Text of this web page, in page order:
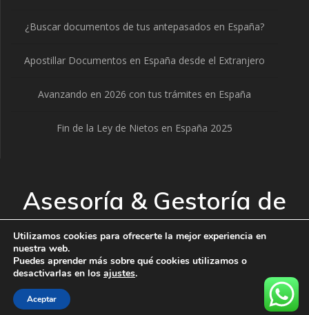
¿Buscar documentos de tus antepasados en España?
Apostillar Documentos en España desde el Extranjero
Avanzando en 2026 con tus trámites en España
Fin de la Ley de Nietos en España 2025
Asesoría & Gestoría de
Extranjería
© 2026 Asesoría & Gestoría de Extranjería. Creado usando
WordPress y el
Utilizamos cookies para ofrecerte la mejor experiencia en
nuestra web.
Puedes aprender más sobre qué cookies utilizamos o
desactivarlas en los ajustes.
Aceptar